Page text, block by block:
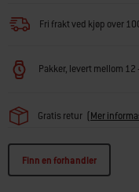
Fri frakt ved kjøp over
Pakker, levert mellom
Gratis retur (Mer
Finn en forhandler